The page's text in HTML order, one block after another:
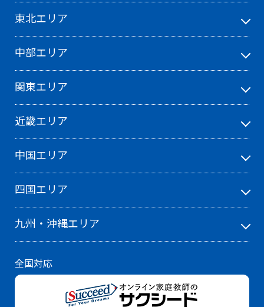
東北エリア
中部エリア
関東エリア
近畿エリア
中国エリア
四国エリア
九州・沖縄エリア
全国対応